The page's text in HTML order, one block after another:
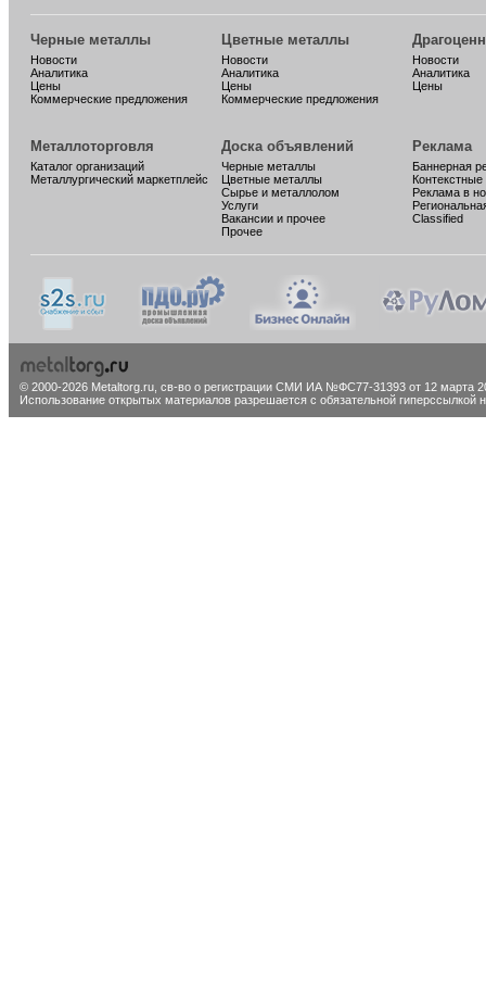
Черные металлы
Новости
Аналитика
Цены
Коммерческие предложения
Цветные металлы
Новости
Аналитика
Цены
Коммерческие предложения
Новости
Аналитика
Цены
Металлоторговля
Каталог организаций
Металлургический маркетплейс
Доска объявлений
Черные металлы
Цветные металлы
Сырье и металлолом
Услуги
Вакансии и прочее
Прочее
Реклама
Баннерная
Реклама в
Classified
© 2000-2026 Metaltorg.ru, св-во о регистрации СМИ ИА №ФС77-31393 от 12 марта
Использование открытых материалов разрешается с обязательной гиперссылкой